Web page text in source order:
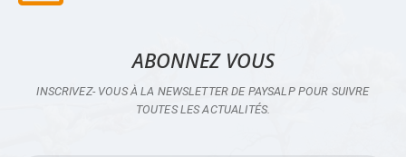
ABONNEZ VOUS
INSCRIVEZ- VOUS À LA NEWSLETTER DE PAYSALP POUR SUIVRE
TOUTES LES ACTUALITÉS.